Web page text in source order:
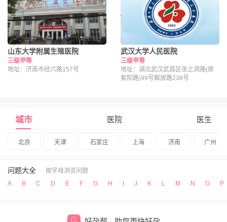
山东大学附属生殖医院
三级甲等
地址：济南市经六路157号
武汉大学人民医院
三级甲等
地址：湖北武汉武昌区张之洞路(原
紫阳路)99号解放路238号
城市 医院 医生
北京 天津 石家庄 上海 济南 广州
问题大全
按字母浏览问题
A
B C D E F G H J K L M N O P